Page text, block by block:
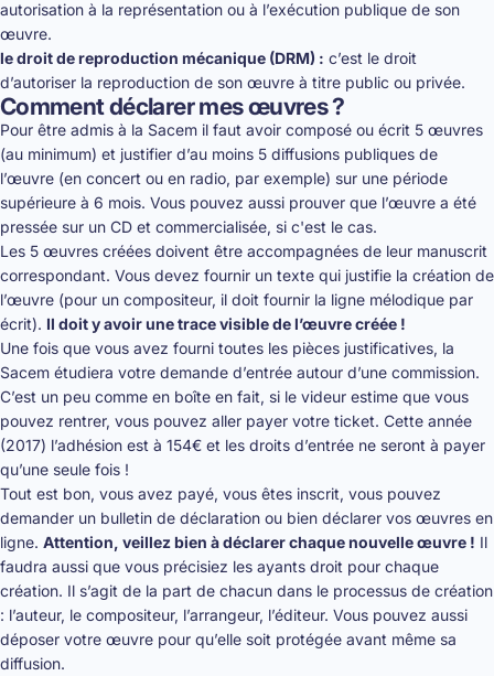
autorisation à la représentation ou à l’exécution publique de son
œuvre.
le droit de reproduction mécanique (DRM) : c’est le droit
d’autoriser la reproduction de son œuvre à titre public ou privée.
Comment déclarer mes œuvres ?
Pour être admis à la Sacem il faut avoir composé ou écrit 5 œuvres
(au minimum) et justifier d’au moins 5 diffusions publiques de
l’œuvre (en concert ou en radio, par exemple) sur une période
supérieure à 6 mois. Vous pouvez aussi prouver que l’œuvre a été
pressée sur un CD et commercialisée, si c'est le cas.
Les 5 œuvres créées doivent être accompagnées de leur manuscrit
correspondant. Vous devez fournir un texte qui justifie la création de
l’œuvre (pour un compositeur, il doit fournir la ligne mélodique par
écrit). Il doit y avoir une trace visible de l’œuvre créée !
Une fois que vous avez fourni toutes les pièces justificatives, la
Sacem étudiera votre demande d’entrée autour d’une commission.
C’est un peu comme en boîte en fait, si le videur estime que vous
pouvez rentrer, vous pouvez aller payer votre ticket. Cette année
(2017) l’adhésion est à 154€ et les droits d’entrée ne seront à payer
qu’une seule fois !
Tout est bon, vous avez payé, vous êtes inscrit, vous pouvez
demander un bulletin de déclaration ou bien déclarer vos œuvres en
ligne. Attention, veillez bien à déclarer chaque nouvelle œuvre ! Il
faudra aussi que vous précisiez les ayants droit pour chaque
création. Il s’agit de la part de chacun dans le processus de création
: l’auteur, le compositeur, l’arrangeur, l’éditeur. Vous pouvez aussi
déposer votre œuvre pour qu’elle soit protégée avant même sa
diffusion.